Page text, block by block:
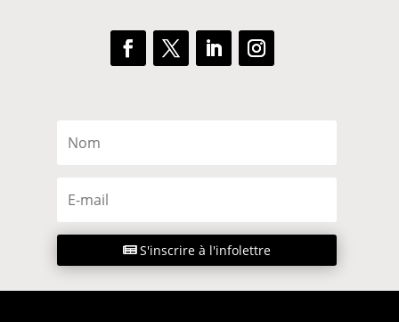
S'inscrire à l'infolettre